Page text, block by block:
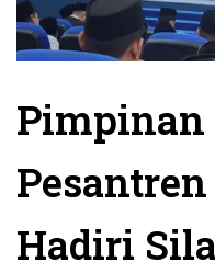
Pimpinan
Hadiri